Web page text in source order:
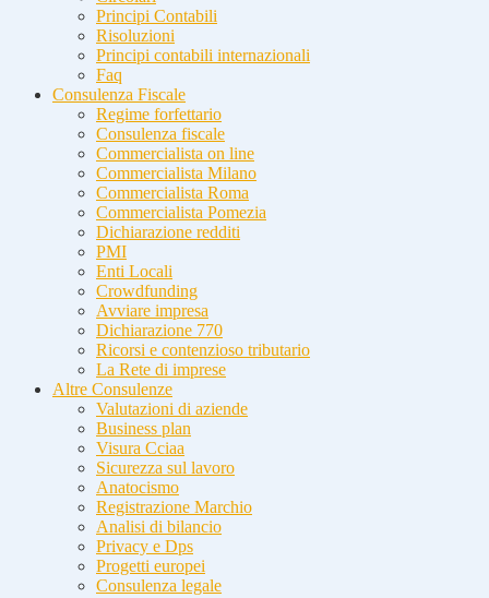
Principi Contabili
Risoluzioni
Principi contabili internazionali
Faq
Consulenza Fiscale
Regime forfettario
Consulenza fiscale
Commercialista on line
Commercialista Milano
Commercialista Roma
Commercialista Pomezia
Dichiarazione redditi
PMI
Enti Locali
Crowdfunding
Avviare impresa
Dichiarazione 770
Ricorsi e contenzioso tributario
La Rete di imprese
Altre Consulenze
Valutazioni di aziende
Business plan
Visura Cciaa
Sicurezza sul lavoro
Anatocismo
Registrazione Marchio
Analisi di bilancio
Privacy e Dps
Progetti europei
Consulenza legale